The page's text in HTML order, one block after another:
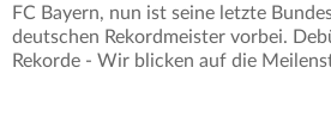
FC Bayern, nun ist seine letzte
deutschen Rekordmeister vorbei.
Rekorde - Wir blicken auf die